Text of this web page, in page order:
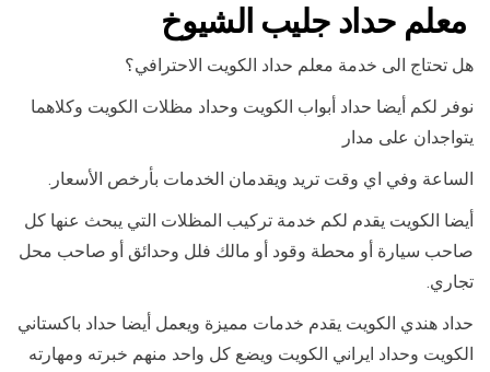
معلم حداد جليب الشيوخ
هل تحتاج الى خدمة معلم حداد الكويت الاحترافي؟
نوفر لكم أيضا حداد أبواب الكويت وحداد مظلات الكويت وكلاهما
يتواجدان على مدار
الساعة وفي اي وقت تريد ويقدمان الخدمات بأرخص الأسعار.
أيضا الكويت يقدم لكم خدمة تركيب المظلات التي يبحث عنها كل
صاحب سيارة أو محطة وقود أو مالك فلل وحدائق أو صاحب محل
تجاري.
حداد هندي الكويت يقدم خدمات مميزة ويعمل أيضا حداد باكستاني
الكويت وحداد ايراني الكويت ويضع كل واحد منهم خبرته ومهارته